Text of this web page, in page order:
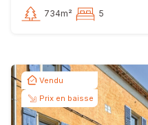
734m² 5
Vendu
Prix en baisse